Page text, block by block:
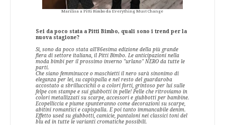
Marilisa a Pitti Bimbo da Everything Must Change
Sei da poco stata a Pitti Bimbo, quali sono i trend per la
nuova stagione?
Si, sono da poco stata all'86esima edizione della più grande
fiera di settore italiana, il Pitti Bimbo. Le anticipazioni nella
moda bimbi per il prossimo inverno "urlano" NERO da tutte le
parti.
Che siano femminucce o maschietti il nero sarà sinonimo di
eleganza per lei, su capispalla e nel resto del guardaroba
accostato a sbrilluccichii o a colori forti, grintoso per lui sulle
felpe con stampe e sui giubbotti in pelle! Pelle che ritroviamo in
colori metallizzati su scarpe, accessori e giubbotti per bambine.
Ecopelliccia e piume spunteranno come decorazioni su scarpe,
abitini romantici e capispalla. E poi tanto immancabile denim.
Effetto used su giubbotti, camicie, pantaloni nei classici toni del
blu ed in tutte le varianti cromatiche possibili.